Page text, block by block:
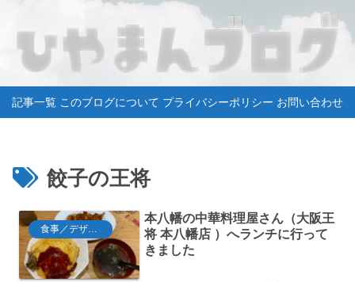
記事一覧 このブログについて プライバシーポリシー お問い合わせ
餃子の王将
食事／デザート
本八幡の中華料理屋さん（大阪王
将 本八幡店 ）へランチに行って
きました